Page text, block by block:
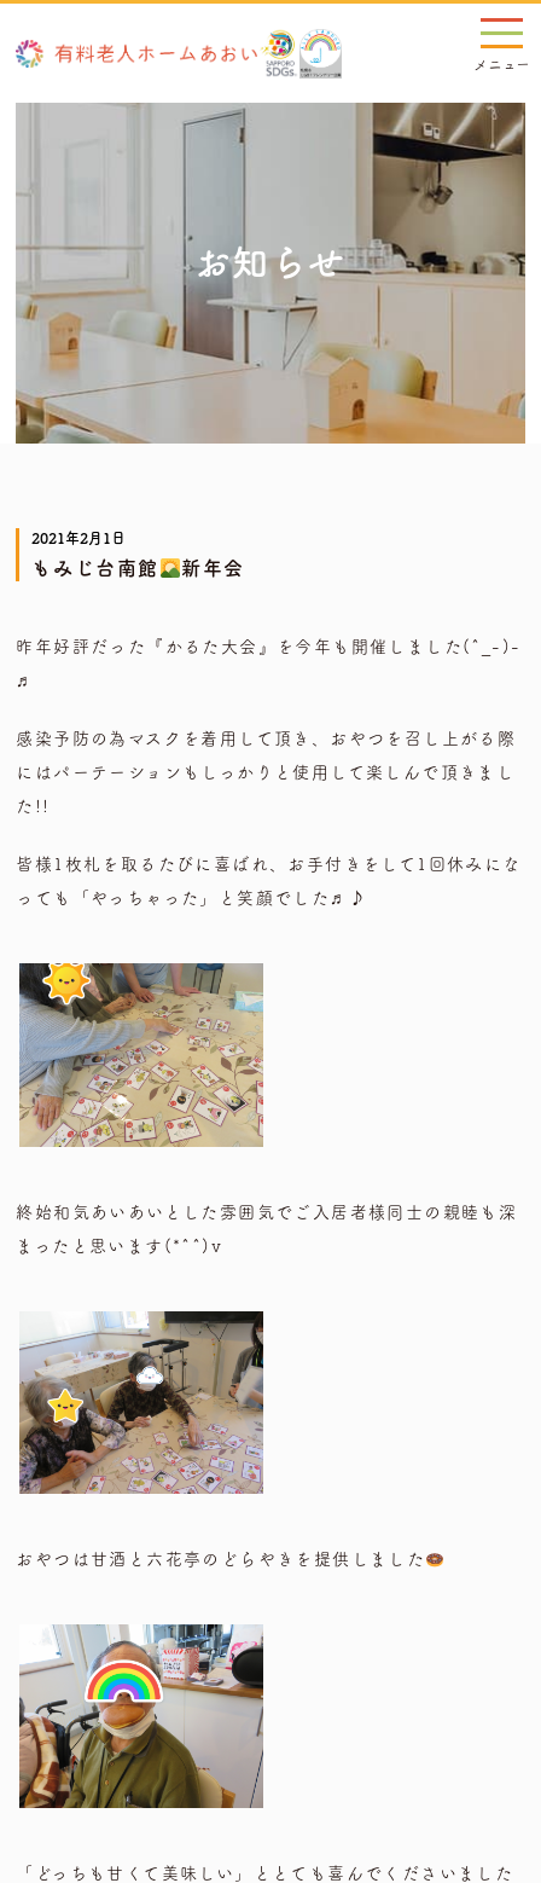
お知らせ
2021年2月1日
もみじ台南館 新年会
昨年好評だった『かるた大会』を今年も開催しました(^_-)-
♬
感染予防の為マスクを着用して頂き、おやつを召し上がる際
にはパーテーションもしっかりと使用して楽しんで頂きまし
た!!
皆様1枚札を取るたびに喜ばれ、お手付きをして1回休みにな
っても「やっちゃった」と笑顔でした♬♪
終始和気あいあいとした雰囲気でご入居者様同士の親睦も深
まったと思います(*^^)v
おやつは甘酒と六花亭のどらやきを提供しました
「どっちも甘くて美味しい」ととても喜んでくださいました